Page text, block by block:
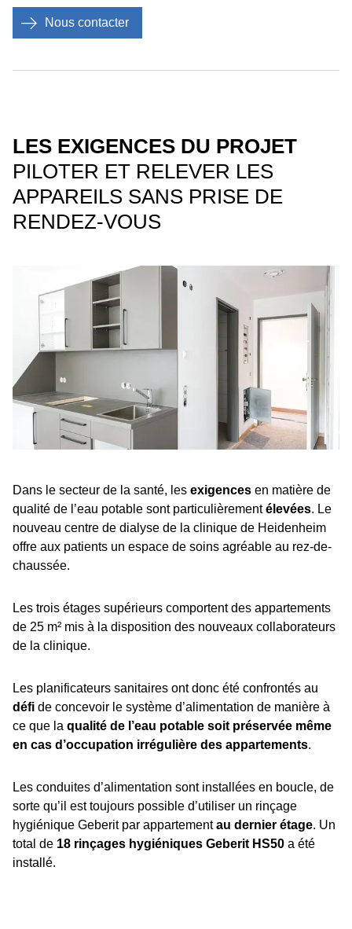
Nous contacter
LES EXIGENCES DU PROJET
PILOTER ET RELEVER LES
APPAREILS SANS PRISE DE
RENDEZ-VOUS
Dans le secteur de la santé, les exigences en matière de
qualité de l’eau potable sont particulièrementélevées. Le
nouveau centre de dialyse de la clinique de Heidenheim
offre aux patients un espace de soins agréable au rez-de-
chaussée.
Les trois étages supérieurs comportent des appartements
de 25 m² mis à la disposition des nouveaux collaborateurs
de la clinique.
Les planificateurs sanitaires ont donc été confrontés au
défi de concevoir le système d’alimentation de manière à
ce que la qualité de l’eau potable soit préservée même
en cas d’occupation irrégulière des appartements.
Les conduites d’alimentation sont installées en boucle, de
sorte qu’il est toujours possible d’utiliser un rinçage
hygiénique Geberit par appartementau dernier étage. Un
total de 18 rinçages hygiéniques Geberit HS50 a été
installé.